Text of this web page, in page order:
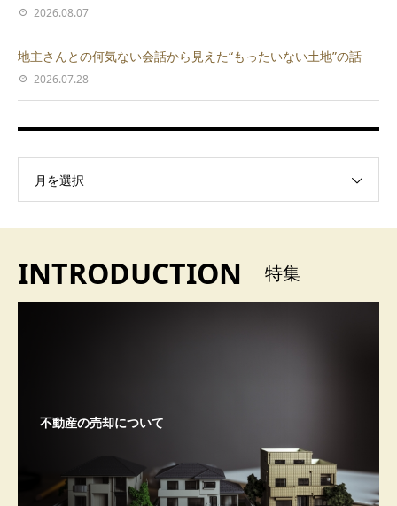
2026.08.07
地主さんとの何気ない会話から見えた“もったいない土地”の話
2026.07.28
月を選択
INTRODUCTION 特集
不動産の売却について